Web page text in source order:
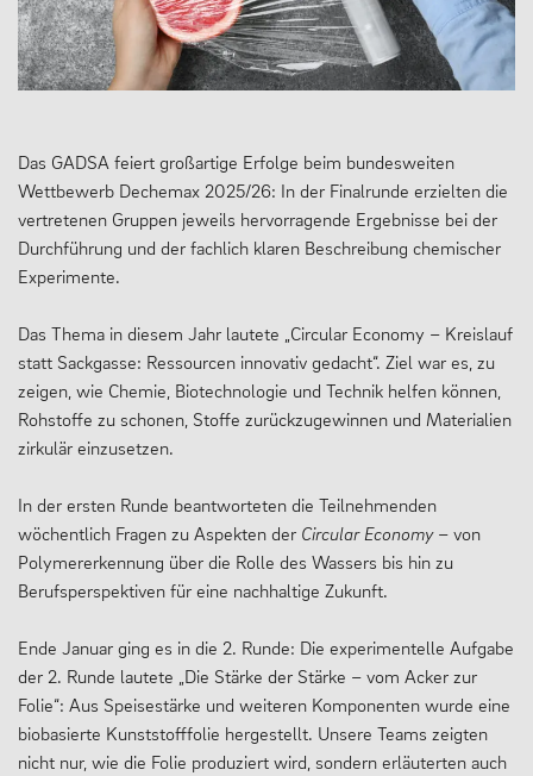
MENSCHEN
Kollegium
Vertretung der Schülerschaft
Praktikum
Ehemalige
Schulsozialarbeit
13plus Nachmittagsangebot
Europa
Berufliche Orientierung
Beratung
Das GADSA feiert großartige Erfolge beim bundesweiten
Wettbewerb Dechemax 2025/26: In der Finalrunde erzielten die
vertretenen Gruppen jeweils hervorragende Ergebnisse bei der
Durchführung und der fachlich klaren Beschreibung chemischer
Experimente.
Das Thema in diesem Jahr lautete „Circular Economy – Kreislauf
statt Sackgasse: Ressourcen innovativ gedacht“. Ziel war es, zu
zeigen, wie Chemie, Biotechnologie und Technik helfen können,
Rohstoffe zu schonen, Stoffe zurückzugewinnen und Materialien
zirkulär einzusetzen.
In der ersten Runde beantworteten die Teilnehmenden
wöchentlich Fragen zu Aspekten der Circular Economy– von
Polymererkennung über die Rolle des Wassers bis hin zu
Berufsperspektiven für eine nachhaltige Zukunft.
Ende Januar ging es in die 2. Runde: Die experimentelle Aufgabe
der 2. Runde lautete „Die Stärke der Stärke – vom Acker zur
Folie“: Aus Speisestärke und weiteren Komponenten wurde eine
biobasierte Kunststofffolie hergestellt. Unsere Teams zeigten
nicht nur, wie die Folie produziert wird, sondern erläuterten auch